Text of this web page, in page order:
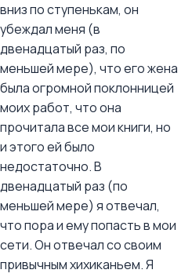
вниз по ступенькам, он
убеждал меня (в
двенадцатый раз, по
меньшей мере), что его жена
была огромной поклонницей
моих работ, что она
прочитала все мои книги, но
и этого ей было
недостаточно. В
двенадцатый раз (по
меньшей мере) я отвечал,
что пора и ему попасть в мои
сети. Он отвечал со своим
привычным хихиканьем. Я